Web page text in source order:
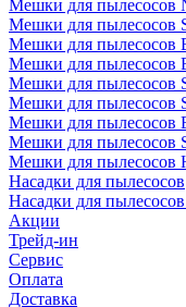
Мешки для пылесосов
Мешки для пылесосов
Мешки для пылесосов
Мешки для пылесосов
Мешки для пылесосов
Мешки для пылесосов
Мешки для пылесосов
Мешки для пылесосов
Мешки для пылесосов
Насадки для пылесосов
Насадки для
Акции
Трейд-ин
Сервис
Оплата
Доставка